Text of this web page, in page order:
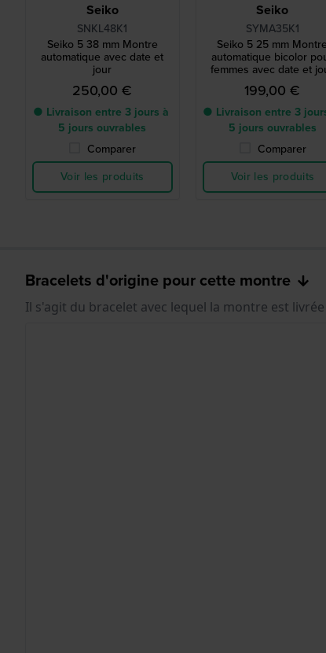
Seiko
SNKL48K1
Seiko 5 38 mm Montre
automatique avec date et
jour
250,00 €
● Livraison entre 3 jours à
5 jours ouvrables
Comparer
Voir les produits
Seiko
SYMA35K1
Seiko 5 25 mm Montre
automatique bicolor
femmes avec date et
199,00 €
● Livraison entre 3
5 jours ouvrables
Comparer
Voir les produits
Bracelets d'origine pour cette montre
Il s'agit du bracelet avec lequel la montre est